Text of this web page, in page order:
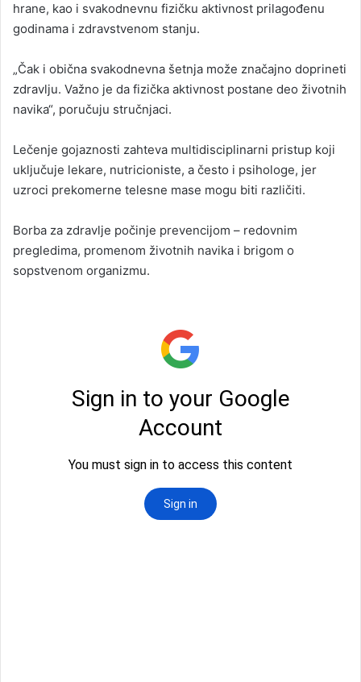
hrane, kao i svakodnevnu fizičku aktivnost prilagođenu
godinama i zdravstvenom stanju.
„Čak i obična svakodnevna šetnja može značajno doprineti
zdravlju. Važno je da fizička aktivnost postane deo životnih
navika“, poručuju stručnjaci.
Lečenje gojaznosti zahteva multidisciplinarni pristup koji
uključuje lekare, nutricioniste, a često i psihologe, jer
uzroci prekomerne telesne mase mogu biti različiti.
Borba za zdravlje počinje prevencijom – redovnim
pregledima, promenom životnih navika i brigom o
sopstvenom organizmu.